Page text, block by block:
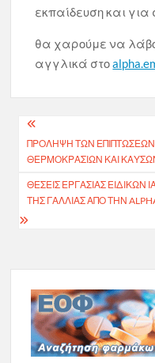
εκπαίδευση και για
θα χαρούμε να
αγγλικά στο
Πλοήγηση
άρθρων
ΠΡΌΛΗΨΗ ΤΩΝ
ΘΕΡΜΟΚΡΑΣΙΏΝ ΚΑΙ
ΘΈΣΕΙΣ ΕΡΓΑΣΊΑΣ ΕΙΔΙΚΏΝ
ΤΗΣ ΓΑΛΛΊΑΣ ΑΠΌ ΤΗΝ